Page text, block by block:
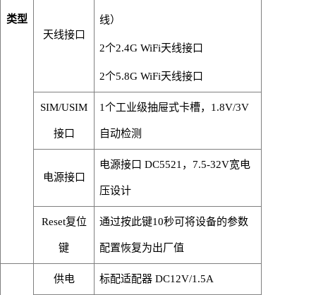
类型
天线接口
线）
2个2.4G WiFi天线接口
2个5.8G WiFi天线接口
SIM/USIM
接口
1个工业级抽屉式卡槽，1.8V/3V
自动检测
电源接口
电源接口 DC5521，7.5-32V宽电
压设计
Reset复位
键
通过按此键10秒可将设备的参数
配置恢复为出厂值
供电 标配适配器 DC12V/1.5A